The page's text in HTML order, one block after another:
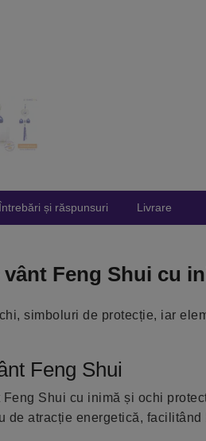
Întrebări și răspunsuri Livrare
vânt Feng Shui cu
simboluri de protecție, iar
Feng Shui
Shui cu inimă și ochi
de atracție energetică,